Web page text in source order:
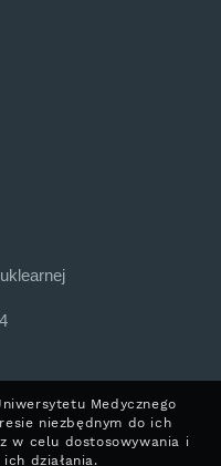
Medycznego
niezbędnym do ich
w celu dostosowywania i
działania.